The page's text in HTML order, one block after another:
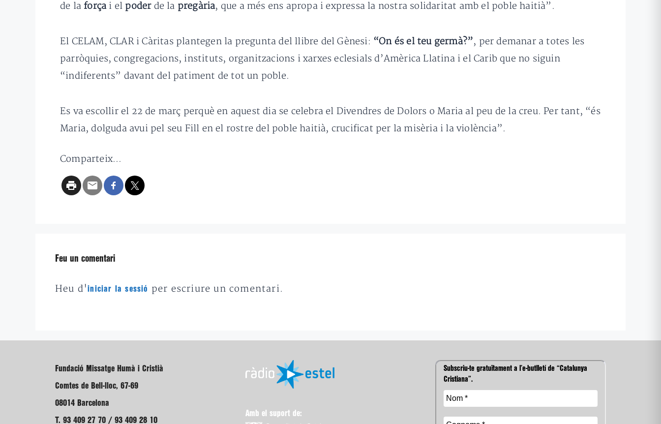
de laforça i el poder de la pregària, que a més ens apropa i expressa la nostra solidaritat amb el poble haitià”.
El CELAM, CLAR i Càritas plantegen la pregunta del llibre del Gènesi: “On és el teu germà?”, per demanar a totes les
parròquies, congregacions, instituts, organitzacions i xarxes eclesials d’Amèrica Llatina i el Carib que no siguin
“indiferents” davant del patiment de tot un poble.
Es va escollir el 22 de març perquè en aquest dia se celebra el Divendres de Dolors o Maria al peu de la creu. Per tant, “és
Maria, dolguda avui pel seu Fill en el rostre del poble haitià, crucificat per la misèria i la violència”.
Comparteix...
Feu un comentari
Heu d'iniciar la sessió per escriure un comentari.
Fundació Missatge Humà i Cristià
Comtes de Bell-lloc, 67-69
08014 Barcelona
T. 93 409 27 70 / 93 409 28 10
Amb el suport de:
Subscriu-te gratuïtament a l’e-butlletí de “Catalunya
Cristiana”.